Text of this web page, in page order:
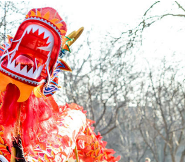
ПРИРОДА КУЛЬТУРА
ЗДОРОВЬЕ ФОТОЛЕНТЫ